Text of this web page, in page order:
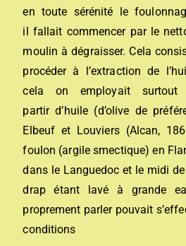
en toute sérénité le
il fallait commencer par le
moulin à dégraisser. Cela
procéder à l’extraction de
cela on employait
partir d’huile (d’olive de
Elbeuf et Louviers (Alcan,
foulon (argile smectique) en
dans le Languedoc et le midi
drap étant lavé à grande
proprement parler pouvait
conditions